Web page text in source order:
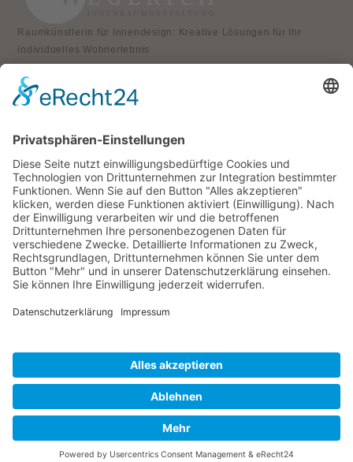
Raumkünstlerin für Innendesign: Kreative Lösungen für Ihr
individuelles Wohnerlebnis
KONTAKT
Atelier für Innenraumgestaltung
Am Born 9
Telefon: 0163 8479897
RECHTLICHES
Impressum
Datenschutz
AGB
Widerrufsbelehrung
Montag - Freitag
Ateliertermine nach Vereinbarung
Copyright © 2024 Wegerich Innenraumgestaltung - all rights reserved I Made
with byDIE WEBAGENTUR
Alle Preise inkl. der gesetzlichen MwSt.